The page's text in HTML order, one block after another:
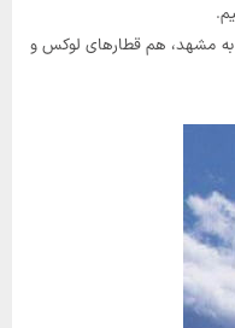
به مشهد، هم قطارهای لوکس و